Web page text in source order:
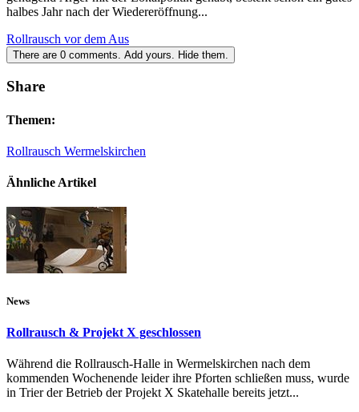
halbes Jahr nach der Wiedereröffnung...
Rollrausch vor dem Aus
There are 0 comments. Add yours. Hide them.
Share
Themen:
Rollrausch Wermelskirchen
Ähnliche Artikel
News
Rollrausch & Projekt X geschlossen
Während die Rollrausch-Halle in Wermelskirchen nach dem
kommenden Wochenende leider ihre Pforten schließen muss, wurde
in Trier der Betrieb der Projekt X Skatehalle bereits jetzt...